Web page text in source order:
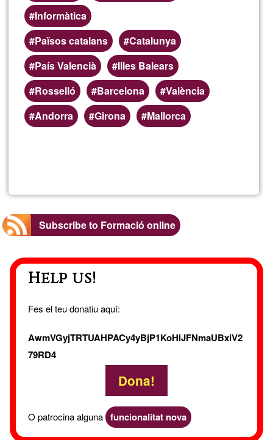
Informàtica
Països catalans
Catalunya
País Valencià
Illes Balears
Rosselló
Barcelona
València
Andorra
Girona Mallorca
Subscribe to Formació online
Help us!
Fes el teu donatiu aquí:
AwmVGyjTRTUAHPACy4yBjP1KoHiJFNmaUBxiV2
79RD4
Dona!
O patrocina alguna funcionalitat nova